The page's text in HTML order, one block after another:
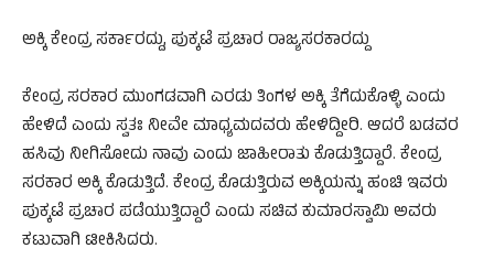
ಅಕ್ಕಿ ಕೇಂದ್ರ ಸರ್ಕಾರದ್ದು, ಪುಕ್ಕಟೆ ಪ್ರಚಾರ ರಾಜ್ಯಸರಕಾರದ್ದು
ಕೇಂದ್ರ ಸರಕಾರ ಮುಂಗಡವಾಗಿ ಎರಡು ತಿಂಗಳ ಅಕ್ಕಿ ತೆಗೆದುಕೊಳ್ಳಿ ಎಂದು
ಹೇಳಿದೆ ಎಂದು ಸ್ವತಃ ನೀವೇ ಮಾಧ್ಯಮದವರು ಹೇಳಿದ್ದೀರಿ. ಆದರೆ ಬಡವರ
ಹಸಿವು ನೀಗಿಸೋದು‌ ನಾವು ಎಂದು ಜಾಹೀರಾತು ಕೊಡುತ್ತಿದ್ದಾರೆ. ಕೇಂದ್ರ
ಸರಕಾರ ಅಕ್ಕಿ ಕೊಡುತ್ತಿದೆ. ಕೇಂದ್ರ ಕೊಡುತ್ತಿರುವ ಅಕ್ಕಿಯನ್ನು ಹಂಚಿ ಇವರು
ಪುಕ್ಕಟೆ ಪ್ರಚಾರ ಪಡೆಯುತ್ತಿದ್ದಾರೆ ಎಂದು ಸಚಿವ ಕುಮಾರಸ್ವಾಮಿ ಅವರು
ಕಟುವಾಗಿ ಟೀಕಿಸಿದರು.